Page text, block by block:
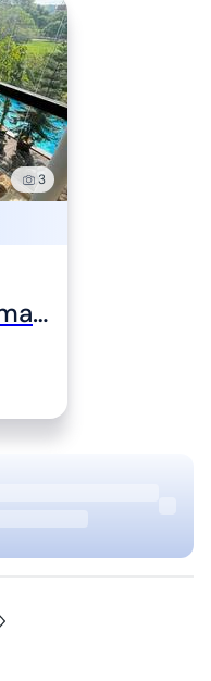
3
Rumah Mewah Minimalis Katamaran Indah Pik 525M2 Hoek Pik Pantai Indah Kapuk